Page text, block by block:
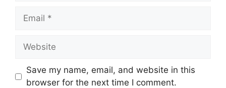
Email
Website
Save my name, email, and website in this
browser for the next time I comment.